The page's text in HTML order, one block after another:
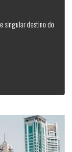
singular destino do